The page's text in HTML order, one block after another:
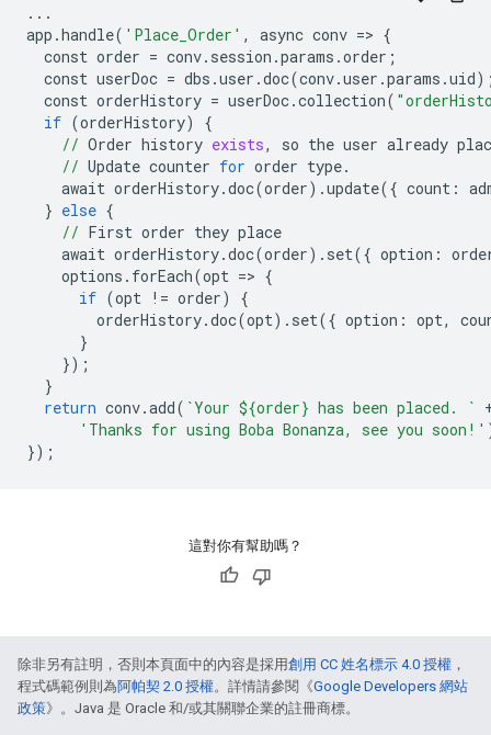
...
app .handle( 'Place_Order' , async conv => {
const order = conv. session .params .order ;
const userDoc = dbs .user .doc(conv.user .params .uid
const orderHistory = userDoc.collection(
if (orderHistory)
{
// Order history exists, so the user already
// Update counter for order type.
await orderHistory.doc(order) .update({ count:
} else {
// First order they place
await orderHistory.doc(order) . set({ option:
options . forEach(opt => {
if (opt != order)
{
orderHistory.doc(opt) . set({ option: opt,
}
});
}
return conv.add( `Your ${order} has been placed. `
'Thanks for using Boba Bonanza, see you soon!'
});
這對你有幫助嗎？
除非另有註明，否則本頁面中的內容是採用創用 CC 姓名標示 4.0 授權 ，
程式碼範例則為阿帕契 2.0 授權。詳情請參閱《Google Developers 網站
政策》。Java 是 Oracle 和/或其關聯企業的註冊商標。